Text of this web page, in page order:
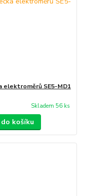
elektroměrů SE5-MD1
Skladem 56 ks
košíku